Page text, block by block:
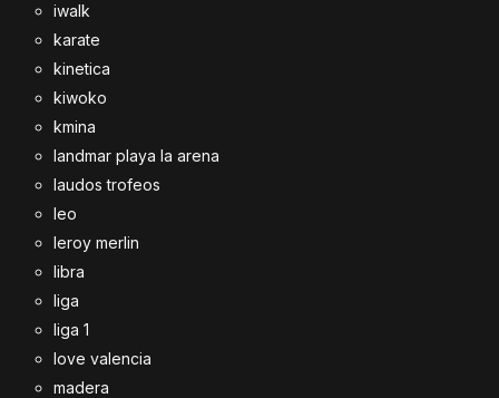
iwalk
karate
kinetica
kiwoko
kmina
landmar playa la arena
laudos trofeos
leo
leroy merlin
libra
liga
liga 1
love valencia
madera